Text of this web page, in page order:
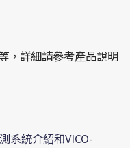
，詳細請參考產品說明
系統介紹和VICO-